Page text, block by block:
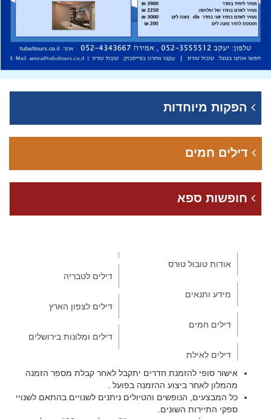
הפקות מיוחדות
דילים חמים
חופשות ספא
אודות טובול טורס
מידע ותנאים
דילים חמים
דילים לאילת
דילים לטבריה
דילים לצפון הארץ
דילים ומלונות בירושלים
אישור סופי להזמנת חדרים יתקבל לאחר קבלת מספר הזמנה
מהמלון לאחר ביצוע ההזמנה בפועל .
כל המבצעים, הנופשים והטיולים ניתנים לשנויים בהתאם לשנויי
ספקי התיירות השונים.